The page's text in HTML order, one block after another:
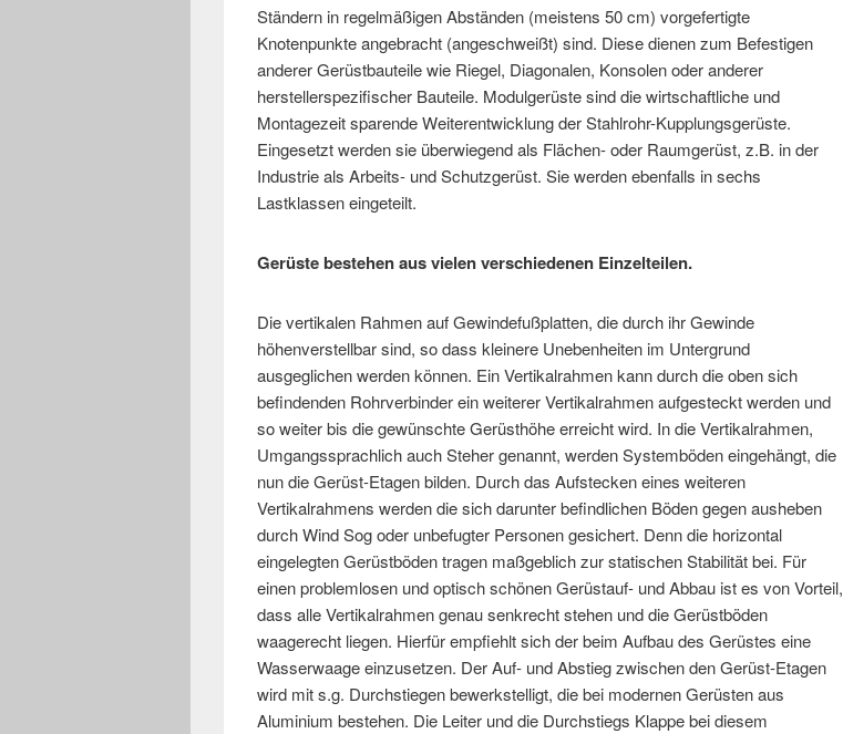
Ständern in regelmäßigen Abständen (meistens 50 cm) vorgefertigte
Knotenpunkte angebracht (angeschweißt) sind. Diese dienen zum Befestigen
anderer Gerüstbauteile wie Riegel, Diagonalen, Konsolen oder anderer
herstellerspezifischer Bauteile. Modulgerüste sind die wirtschaftliche und
Montagezeit sparende Weiterentwicklung der Stahlrohr-Kupplungsgerüste.
Eingesetzt werden sie überwiegend als Flächen- oder Raumgerüst, z.B. in der
Industrie als Arbeits- und Schutzgerüst. Sie werden ebenfalls in sechs
Lastklassen eingeteilt.
Gerüste bestehen aus vielen verschiedenen Einzelteilen.
Die vertikalen Rahmen auf Gewindefußplatten, die durch ihr Gewinde
höhenverstellbar sind, so dass kleinere Unebenheiten im Untergrund
ausgeglichen werden können. Ein Vertikalrahmen kann durch die oben sich
befindenden Rohrverbinder ein weiterer Vertikalrahmen aufgesteckt werden und
so weiter bis die gewünschte Gerüsthöhe erreicht wird. In die Vertikalrahmen,
Umgangssprachlich auch Steher genannt, werden Systemböden eingehängt, die
nun die Gerüst-Etagen bilden. Durch das Aufstecken eines weiteren
Vertikalrahmens werden die sich darunter befindlichen Böden gegen ausheben
durch Wind Sog oder unbefugter Personen gesichert. Denn die horizontal
eingelegten Gerüstböden tragen maßgeblich zur statischen Stabilität bei. Für
einen problemlosen und optisch schönen Gerüstauf- und Abbau ist es von Vorteil,
dass alle Vertikalrahmen genau senkrecht stehen und die Gerüstböden
waagerecht liegen. Hierfür empfiehlt sich der beim Aufbau des Gerüstes eine
Wasserwaage einzusetzen. Der Auf- und Abstieg zwischen den Gerüst-Etagen
wird mit s.g. Durchstiegen bewerkstelligt, die bei modernen Gerüsten aus
Aluminium bestehen. Die Leiter und die Durchstiegs Klappe bei diesem